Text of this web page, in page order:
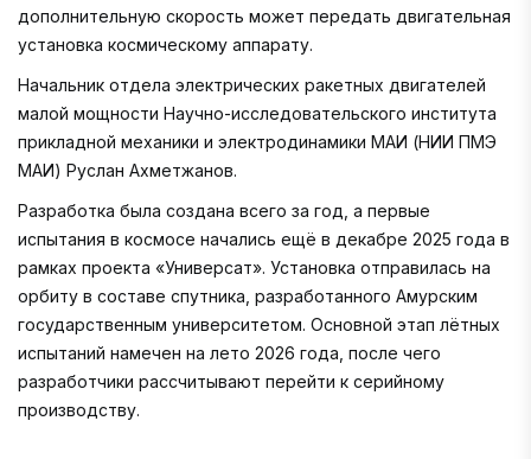
дополнительную скорость может передать двигательная
установка космическому аппарату.
Начальник отдела электрических ракетных двигателей
малой мощности Научно-исследовательского института
прикладной механики и электродинамики МАИ (НИИ ПМЭ
МАИ) Руслан Ахметжанов.
Разработка была создана всего за год, а первые
испытания в космосе начались ещё в декабре 2025 года в
рамках проекта «Универсат». Установка отправилась на
орбиту в составе спутника, разработанного Амурским
государственным университетом. Основной этап лётных
испытаний намечен на лето 2026 года, после чего
разработчики рассчитывают перейти к серийному
производству.